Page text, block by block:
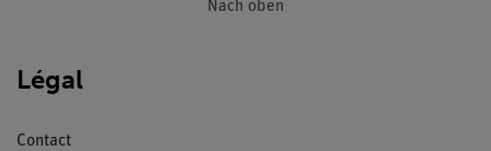
Nach oben
Légal
Contact